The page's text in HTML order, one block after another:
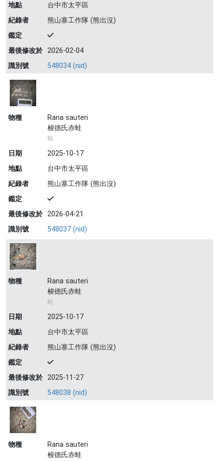
地點
台中市太平區
紀錄者
熊山寨工作隊 (熊出沒)
鑑定
最後修改於 2026-02-04
識別號
548034 (nid)
物種
Rana sauteri
梭德氏赤蛙
蛙
日期
2025-10-17
地點
台中市太平區
紀錄者
熊山寨工作隊 (熊出沒)
鑑定
最後修改於 2026-04-21
識別號
548037 (nid)
物種
Rana sauteri
梭德氏赤蛙
蛙
日期
2025-10-17
地點
台中市太平區
紀錄者
熊山寨工作隊 (熊出沒)
鑑定
最後修改於 2025-11-27
識別號
548038 (nid)
物種
Rana sauteri
梭德氏赤蛙